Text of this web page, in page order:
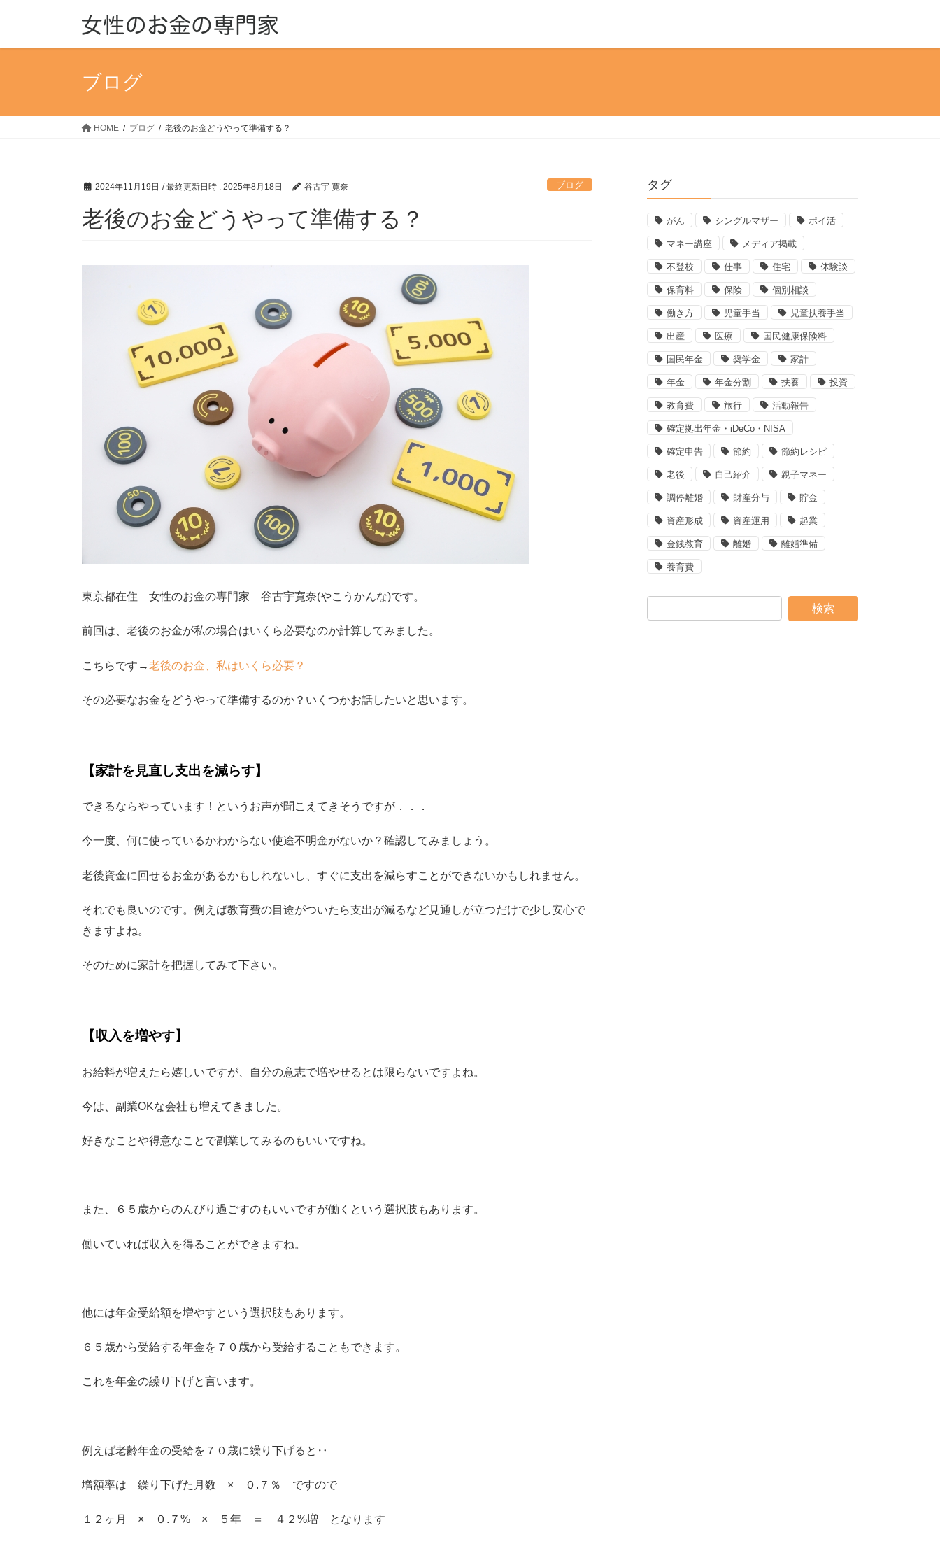
ブログ
HOME ブログ 老後のお金どうやって準備する？
2024年11月19日 / 最終更新日時 : 2025年8月18日 谷古宇 寛奈 ブログ
老後のお金どうやって準備する？
東京都在住 女性のお金の専門家 谷古宇寛奈(やこうかんな)です。
前回は、老後のお金が私の場合はいくら必要なのか計算してみました。
こちらです→老後のお金、私はいくら必要？
その必要なお金をどうやって準備するのか？いくつかお話したいと思います。
【家計を見直し支出を減らす】
できるならやっています！というお声が聞こえてきそうですが．．．
今一度、何に使っているかわからない使途不明金がないか？確認してみましょう。
老後資金に回せるお金があるかもしれないし、すぐに支出を減らすことができないかもしれません。
それでも良いのです。例えば教育費の目途がついたら支出が減るなど見通しが立つだけで少し安心で
きますよね。
そのために家計を把握してみて下さい。
【収入を増やす】
お給料が増えたら嬉しいですが、自分の意志で増やせるとは限らないですよね。
今は、副業OKな会社も増えてきました。
好きなことや得意なことで副業してみるのもいいですね。
また、６５歳からのんびり過ごすのもいいですが働くという選択肢もあります。
働いていれば収入を得ることができますね。
他には年金受給額を増やすという選択肢もあります。
６５歳から受給する年金を７０歳から受給することもできます。
これを年金の繰り下げと言います。
例えば老齢年金の受給を７０歳に繰り下げると‥
増額率は 繰り下げた月数 × ０.７％ ですので
１２ヶ月 × ０.７% × ５年 ＝ ４２%増 となります
タグ
がん シングルマザー ポイ活
マネー講座 メディア掲載
不登校 仕事 住宅 体験談
保育料 保険 個別相談
働き方 児童手当 児童扶養手当
出産 医療 国民健康保険料
国民年金 奨学金 家計
年金 年金分割 扶養 投資
教育費 旅行 活動報告
確定拠出年金・iDeCo・NISA
確定申告 節約 節約レシピ
老後 自己紹介 親子マネー
調停離婚 財産分与 貯金
資産形成 資産運用 起業
金銭教育 離婚 離婚準備
養育費